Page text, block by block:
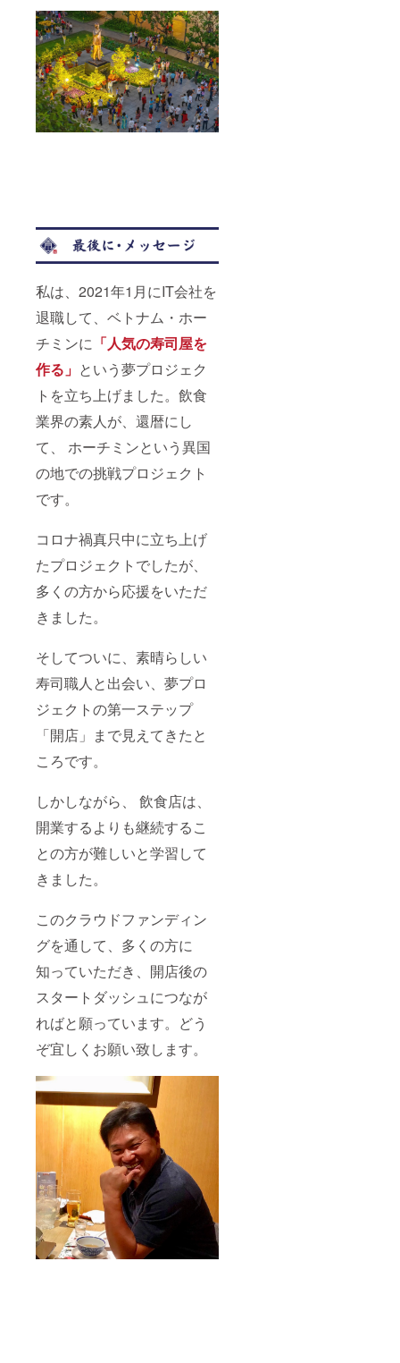
私は、2021年1月にIT会社を
退職して、ベトナム・ホー
チミンに 「人気の寿司屋を
作る」 という夢プロジェク
トを立ち上げました。飲食
業界の素人が、還暦にし
て、 ホーチミンという異国
の地での挑戦プロジェクト
です。
コロナ禍真只中に立ち上げ
たプロジェクトでしたが、
多くの方から応援をいただ
きました。
そしてついに、素晴らしい
寿司職人と出会い、夢プロ
ジェクトの第一ステップ
「開店」まで見えてきたと
ころです。
しかしながら、 飲食店は、
開業するよりも継続するこ
との方が難しいと学習して
きました。
このクラウドファンディン
グを通して、多くの方に
知っていただき、開店後の
スタートダッシュにつなが
ればと願っています。どう
ぞ宜しくお願い致します。